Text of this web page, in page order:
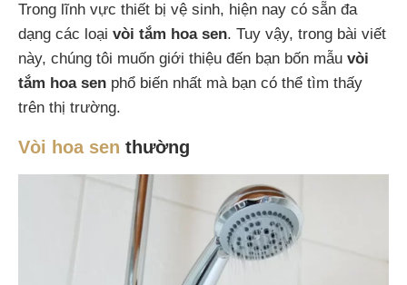
Trong lĩnh vực thiết bị vệ sinh, hiện nay có sẵn đa
dạng các loại vòi tắm hoa sen. Tuy vậy, trong bài viết
này, chúng tôi muốn giới thiệu đến bạn bốn mẫu vòi
tắm hoa sen phổ biến nhất mà bạn có thể tìm thấy
trên thị trường.
Vòi hoa sen thường